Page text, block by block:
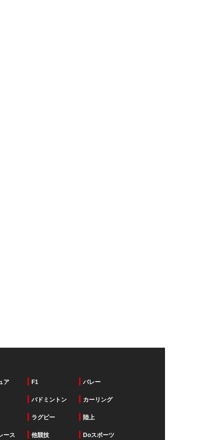
ア F1 バレー
バドミントン カーリング
ラグビー 陸上
ース 他競技 Doスポーツ